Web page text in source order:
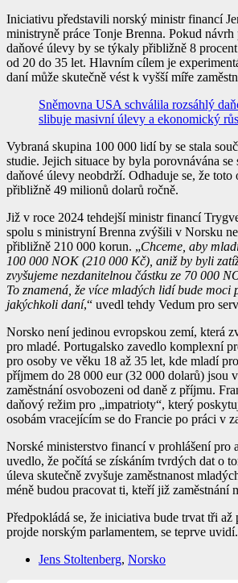
Iniciativu představili norský ministr financí
ministryně práce Tonje Brenna. Pokud návrh
daňové úlevy by se týkaly přibližně 8
od 20 do 35 let. Hlavním cílem je
daní může skutečně vést k vyšší míře
Sněmovna USA schválila rozsáhlý
slibuje masivní úlevy a ekonomický
Vybraná skupina 100 000 lidí by se stala
studie. Jejich situace by byla porovnávána
daňové úlevy neobdrží. Odhaduje se, že toto
přibližně 49 milionů dolarů ročně.
Již v roce 2024 tehdejší ministr financí
spolu s ministryní Brenna zvýšili v Norsku
přibližně 210 000 korun. „Chceme, aby
100 000 NOK (210 000 Kč), aniž by byli
zvyšujeme nezdanitelnou částku ze 70 000
To znamená, že více mladých lidí bude moci
jakýchkoli daní,“ uvedl tehdy Vedum pro
Norsko není jedinou evropskou zemí, která
pro mladé. Portugalsko zavedlo komplexní
pro osoby ve věku 18 až 35 let, kde mladí
příjmem do 28 000 eur (32 000 dolarů) jsou
zaměstnání osvobozeni od daně z příjmu.
daňový režim pro „impatrioty“, který
osobám vracejícím se do Francie po práci v
Norské ministerstvo financí v prohlášení pro
uvedlo, že počítá se získáním tvrdých dat o
úleva skutečně zvyšuje zaměstnanost
méně budou pracovat ti, kteří již zaměstnání
Předpokládá se, že iniciativa bude trvat tři až
projde norským parlamentem, se teprve uvidí.
Jens Stoltenberg, Norsko